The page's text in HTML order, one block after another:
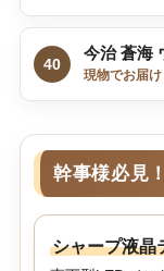
40
今治 蒼海
現物でお届け
幹事様必見
シャープ液晶